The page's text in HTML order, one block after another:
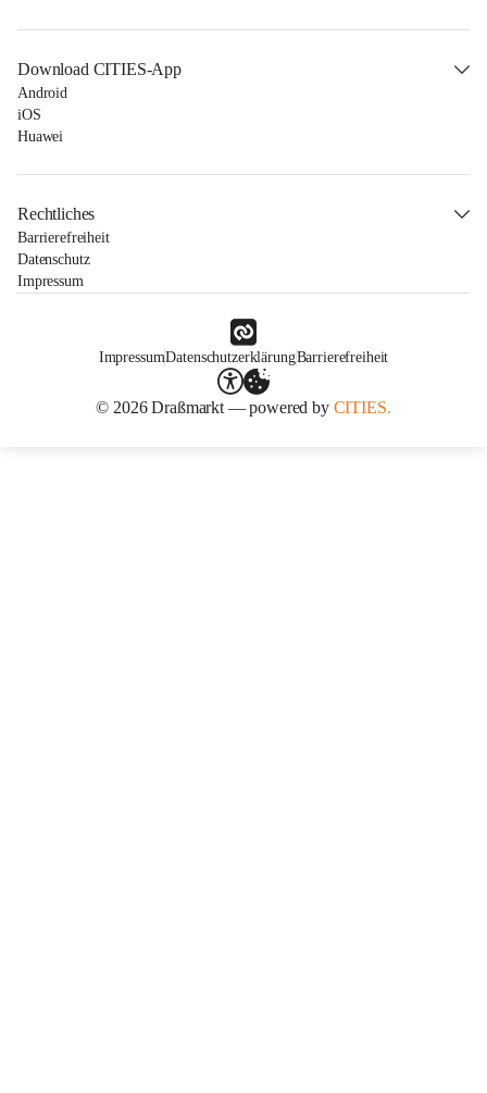
Download CITIES-App
Android
iOS
Huawei
Rechtliches
Barrierefreiheit
Datenschutz
Impressum
ImpressumDatenschutzerklärungBarrierefreiheit
© 2026 Draßmarkt — powered by CITIES.